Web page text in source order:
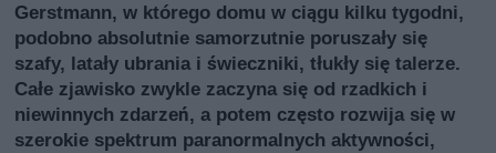
Gerstmann, w którego domu w ciągu kilku tygodni,
podobno absolutnie samorzutnie poruszały się
szafy, latały ubrania i świeczniki, tłukły się talerze.
Całe zjawisko zwykle zaczyna się od rzadkich i
niewinnych zdarzeń, a potem często rozwija się w
szerokie spektrum paranormalnych aktywności,